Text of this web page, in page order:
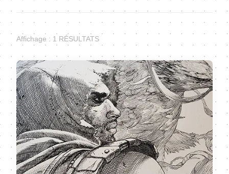
Affichage : 1 RÉSULTATS